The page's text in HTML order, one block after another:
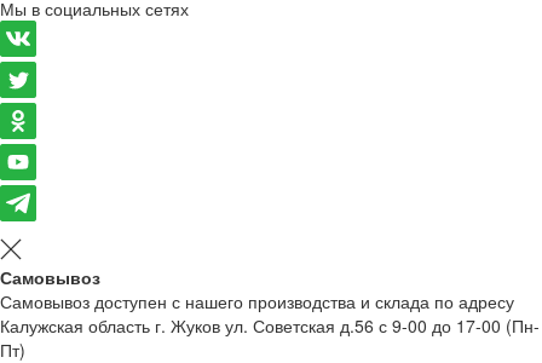
Мы в социальных сетях
Самовывоз
Самовывоз доступен с нашего производства и склада по адресу
Калужская область г. Жуков ул. Советская д.56 с 9-00 до 17-00 (Пн-
Пт)